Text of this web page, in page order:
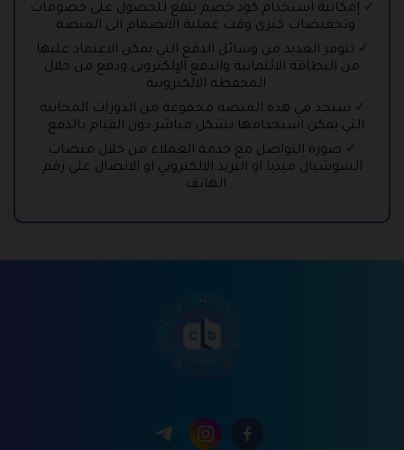
إمكانية استخدام كود خصم ينفع للحصول على خصومات
وتخفيضات كبرى وقت عملية الانضمام الى المنصه .
تتوفر العديد من وسائل الدفع التي يمكن الاعتماد عليها
من البطاقة الائتمانية والدفع الإلكتروني ودفع من خلال
المحفظة الالكترونية .
ستجد في هذه المنصة مجموعة من الدورات المجانية
التي يمكن استخدامها بشكل مباشر دون القيام بالدفع .
صوره التواصل مع خدمة العملاء من خلال منصات
السوشيال ميديا او البريد الالكتروني او الاتصال على رقم
الهاتف .